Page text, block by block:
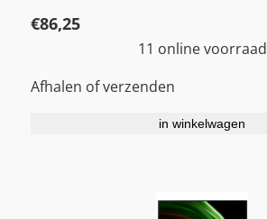
€86,25
11 online voorraad
Afhalen of verzenden
in winkelwagen